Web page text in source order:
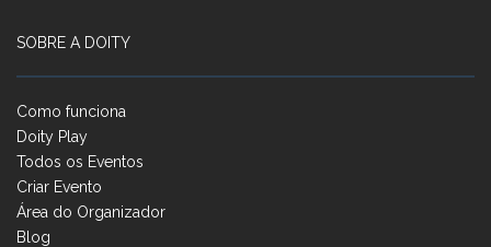
SOBRE A DOITY
Como funciona
Doity Play
Todos os Eventos
Criar Evento
Área do Organizador
Blog